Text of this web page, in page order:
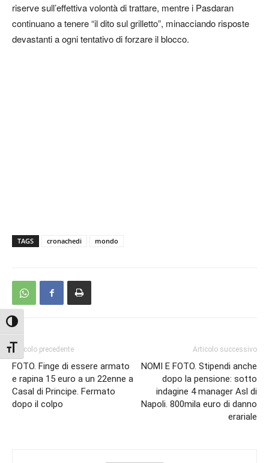
Attiva/disattiva alto contrasto
Attiva/disattiva dimensione testo
riserve sull’effettiva volontà di trattare, mentre i Pasdaran
continuano a tenere “il dito sul grilletto”, minacciando risposte
devastanti a ogni tentativo di forzare il blocco.
TAGS cronachedi mondo
Articolo precedente
FOTO. Finge di essere armato
e rapina 15 euro a un 22enne a
Casal di Principe. Fermato
dopo il colpo
Articolo successivo
NOMI E FOTO. Stipendi anche
dopo la pensione: sotto
indagine 4 manager Asl di
Napoli. 800mila euro di danno
erariale